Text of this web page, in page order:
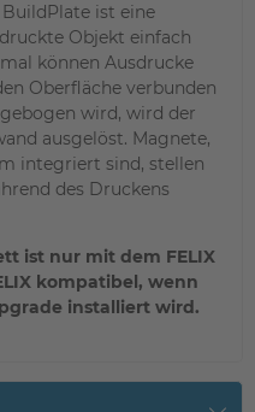
ist eine
Objekt einfach
können Ausdrucke
Oberfläche verbunden
wird, wird der
ausgelöst. Magnete,
integriert sind, stellen
des Druckens
ist nur mit dem FELIX
kompatibel, wenn
installiert wird.